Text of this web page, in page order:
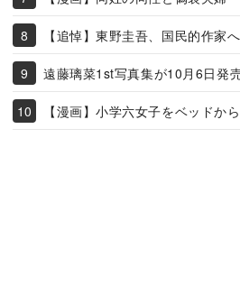
【追悼】東野圭吾、国民的作家
遠藤璃菜1st写真集が10月6日発
【漫画】小学六女子をベッドか